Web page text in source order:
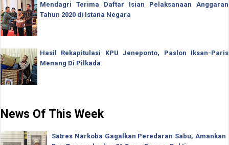
Mendagri Terima Daftar Isian Pelaksanaan Anggaran
Tahun 2020 di Istana Negara
Hasil Rekapitulasi KPU Jeneponto, Paslon Iksan-Paris
Menang Di Pilkada
News Of This Week
Satres Narkoba Gagalkan Peredaran Sabu, Amankan